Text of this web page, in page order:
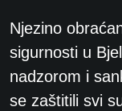
Njezino
sigurnosti u
nadzorom i
se zaštitili svi